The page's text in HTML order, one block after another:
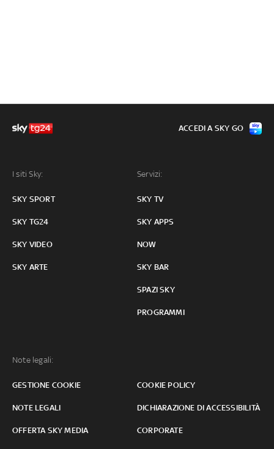
I siti Sky:
SKY SPORT
SKY TG24
SKY VIDEO
SKY ARTE
Servizi:
SKY TV
SKY APPS
NOW
SKY BAR
SPAZI SKY
PROGRAMMI
Note legali:
GESTIONE COOKIE COOKIE POLICY
NOTE LEGALI DICHIARAZIONE DI ACCESSIBILITÀ
OFFERTA SKY MEDIA CORPORATE
ACCEDI A SKY GO